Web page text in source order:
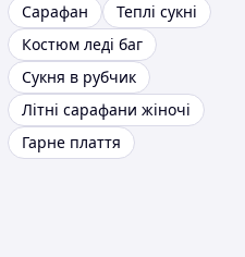
Сарафан
Теплі сукні
Костюм леді баг
Сукня в рубчик
Літні сарафани жіночі
Гарне плаття